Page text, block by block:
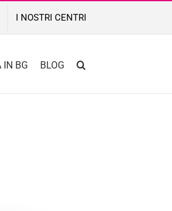
I NOSTRI CENTRI
IN BG BLOG